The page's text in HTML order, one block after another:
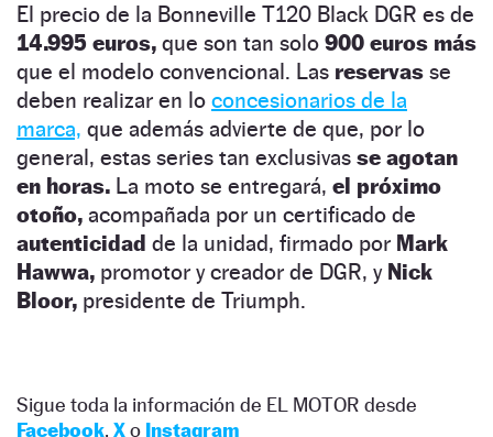
El precio de la Bonneville T120 Black DGR es de
14.995 euros, que son tan solo 900 euros más
que el modelo convencional. Las reservas se
deben realizar en lo concesionarios de la
marca, que además advierte de que, por lo
general, estas series tan exclusivas se agotan
en horas. La moto se entregará, el próximo
otoño, acompañada por un certificado de
autenticidad de la unidad, firmado por Mark
Hawwa, promotor y creador de DGR, yNick
Bloor, presidente de Triumph.
Sigue toda la información de EL MOTOR desde
Facebook, Xo Instagram